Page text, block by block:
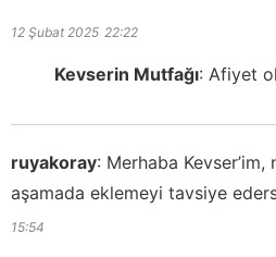
12 Şubat 2025 22:22
Kevserin Mutfağı: Afiyet
ruyakoray: Merhaba
aşamada eklemeyi tavsiye
15:54